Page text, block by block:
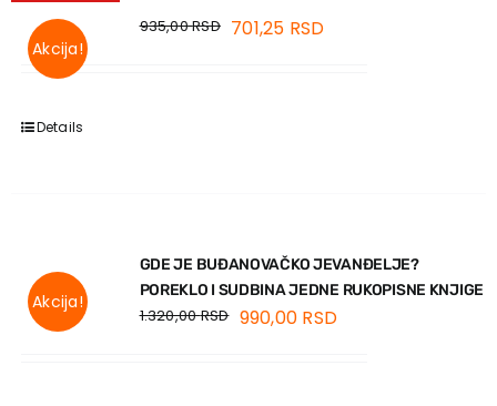
Akcija!
935,00RSD 701,25 RSD
Details
Akcija!
GDE JE BUĐANOVAČKO JEVANĐELJE?
POREKLO I SUDBINA JEDNE RUKOPISNE KNJIGE
1.320,00RSD 990,00 RSD